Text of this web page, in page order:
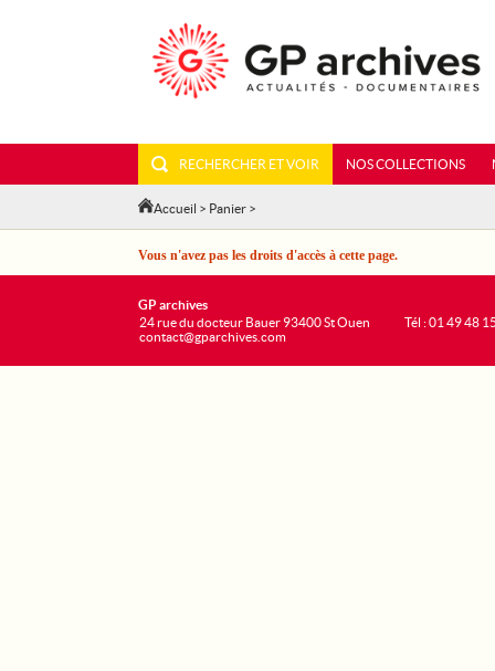
RECHERCHER ET VOIR NOS COLLECTIONS
Accueil > Panier >
Vous n'avez pas les droits d'accès à cette page.
GP archives
24 rue du docteur Bauer 93400 St Ouen
contact@gparchives.com
Tél : 01 49 48